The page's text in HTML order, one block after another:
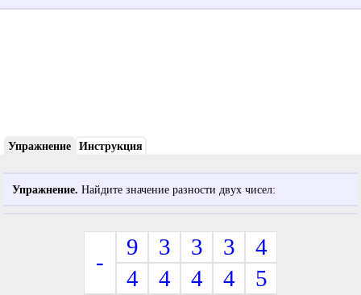
Упражнение Инструкция
Упражнение. Найдите значение разности двух чисел:
-
9 3 3 3
4
4
4 4 4
5